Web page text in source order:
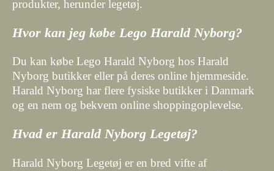
produkter, herunder legetøj.
Hvor kan jeg købe Lego Harald Nyborg?
Du kan købe Lego Harald Nyborg hos Harald
Nyborg butikker eller på deres online hjemmeside.
Harald Nyborg har flere fysiske butikker i Danmark
og en nem og bekvem online shoppingoplevelse.
Hvad er Harald Nyborg Legetøj?
Harald Nyborg Legetøj er en bred vifte af